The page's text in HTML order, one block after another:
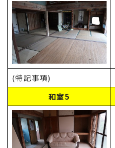
(特記事項)
和室5